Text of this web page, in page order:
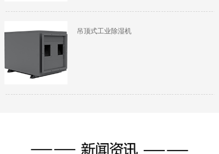
吊顶式工业除湿机